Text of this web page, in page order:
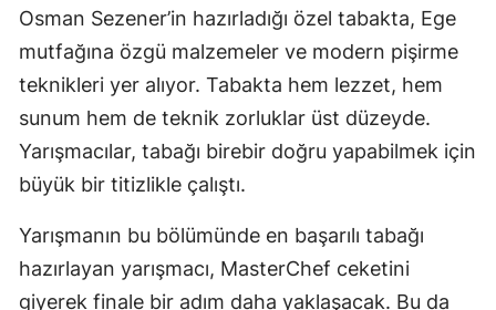
Osman Sezener’in hazırladığı özel tabakta, Ege
mutfağına özgü malzemeler ve modern pişirme
teknikleri yer alıyor. Tabakta hem lezzet, hem
sunum hem de teknik zorluklar üst düzeyde.
Yarışmacılar, tabağı birebir doğru yapabilmek için
büyük bir titizlikle çalıştı.
Yarışmanın bu bölümünde en başarılı tabağı
hazırlayan yarışmacı, MasterChef ceketini
giyerek finale bir adım daha yaklaşacak. Bu da